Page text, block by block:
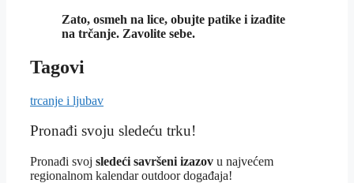
Zato, osmeh na lice, obujte patike i izađite
na trčanje. Zavolite sebe.
Tagovi
trcanje i ljubav
Pronađi svoju sledeću trku!
Pronađi svoj sledeći savršeni izazov u najvećem
regionalnom kalendar outdoor događaja!